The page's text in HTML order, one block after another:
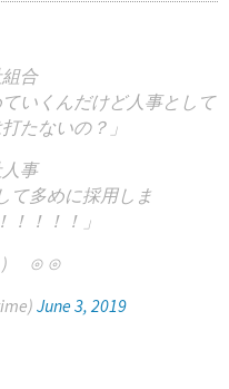
合
いくんだけど人事として
たないの？」
事
て多めに採用しま
！！！！」
) ⊙ ⊙
June 3, 2019